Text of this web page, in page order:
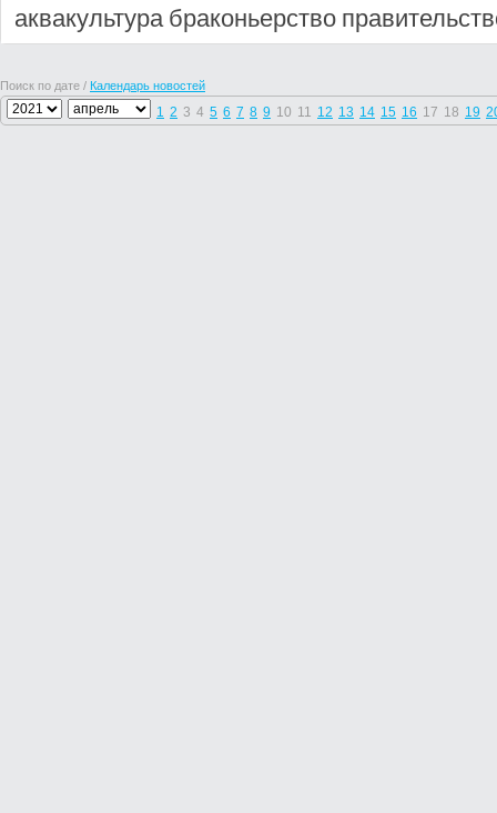
аквакультура браконьерство
Поиск по дате / Календарь новостей
1 2 3 4 5 6 7 8 9 10 11 12 13 14 15 16 17 18 19